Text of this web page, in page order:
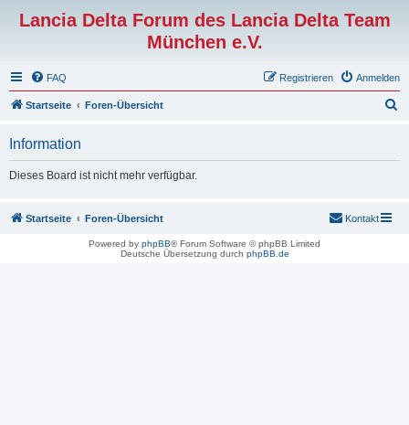
Lancia Delta Forum des Lancia Delta Team
München e.V.
FAQ Anmelden
Registrieren
Startseite Foren-Übersicht
Information
Dieses Board ist nicht mehr verfügbar.
Startseite Foren-Übersicht Kontakt
Powered by phpBB® Forum Software © phpBB Limited
Deutsche Übersetzung durch phpBB.de